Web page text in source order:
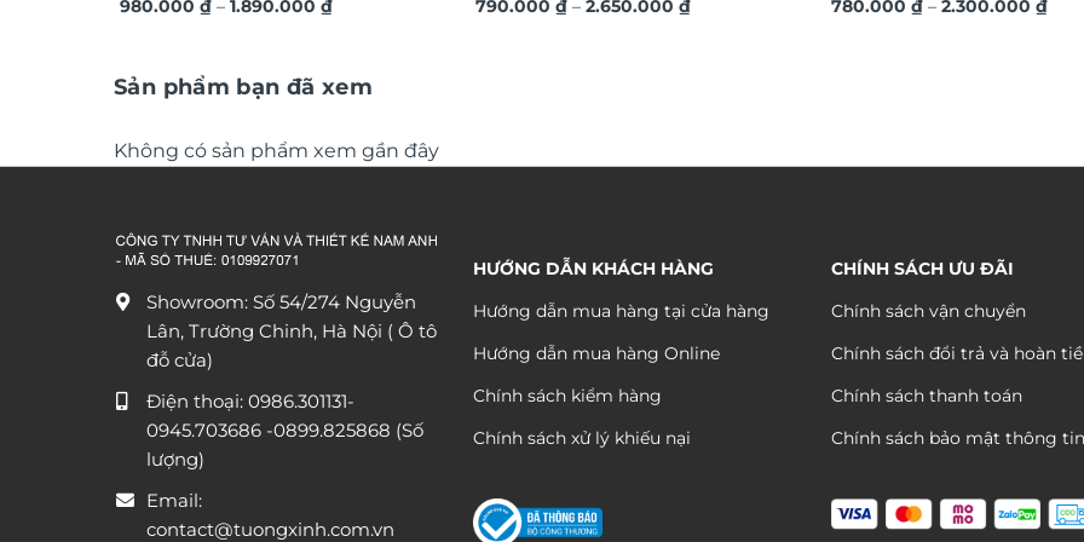
nghệ thuật DG365
980.000₫ – 1.890.000₫Khoảng
1.890.000 ₫
LED đính đá pha lê cao cấp LD1027
790.000₫ – 2.650.000₫Khoảng
LED đính đá cao cấp LD1017
780.000 ₫ – 2.300.000 ₫
Sản phẩm bạn đã xem
Không có sản phẩm xem gần đây
Showroom: Số 54/274 Nguyễn
Lân, Trường Chinh, Hà Nội ( Ô tô
đỗ cửa)
Điện thoại: 0986.301131-
0945.703686 -0899.825868 (Số
lượng)
Email:
contact@tuongxinh.com.vn
HƯỚNG DẪN KHÁCH HÀNG
Hướng dẫn mua hàng tại cửa hàng
Hướng dẫn mua hàng Online
Chính sách kiểm hàng
Chính sách xử lý khiếu nại
CHÍNH SÁCH ƯU ĐÃI
Chính sách vận chuyển
Chính sách đổi trả và hoàn
Chính sách thanh toán
Chính sách bảo mật thông tin